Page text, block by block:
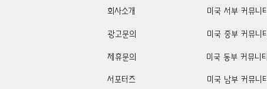
회사소개
광고문의
제휴문의
서포터즈
미국 서부 커뮤니티
미국 중부 커뮤니티
미국 동부 커뮤니티
미국 남부 커뮤니티